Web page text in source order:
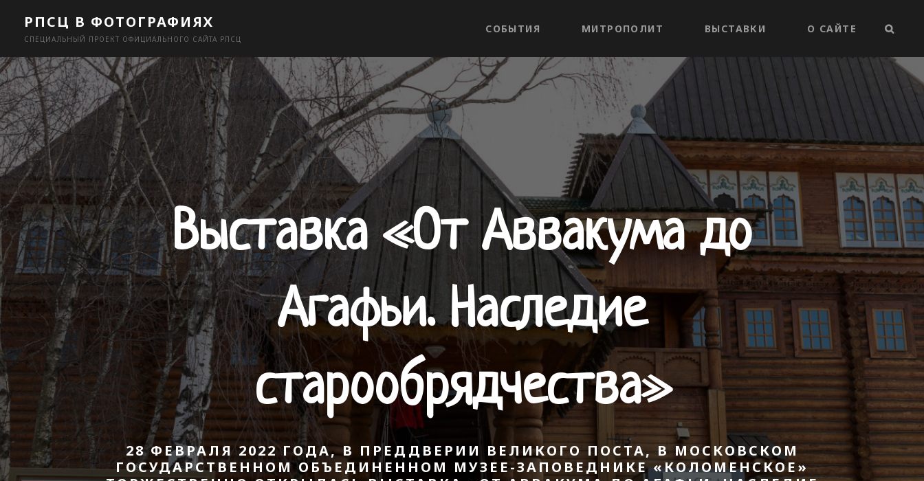
content
РПСЦ В ФОТОГРАФИЯХ
СПЕЦИАЛЬНЫЙ ПРОЕКТ ОФИЦИАЛЬНОГО САЙТА РПСЦ
СОБЫТИЯ МИТРОПОЛИТ ВЫСТАВКИ О САЙТЕ
Выставка «От Аввакума до
Агафьи. Наследие
старообрядчества»
28 ФЕВРАЛЯ 2022 ГОДА, В ПРЕДДВЕРИИ ВЕЛИКОГО ПОСТА, В МОСКОВСКОМ
ГОСУДАРСТВЕННОМ ОБЪЕДИНЕННОМ МУЗЕЕ-ЗАПОВЕДНИКЕ «КОЛОМЕНСКОЕ»